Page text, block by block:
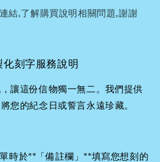
結,了解購買說明相關問題,謝謝
化刻字服務說明
讓這份信物獨一無二。我們提供
您的紀念日或誓言永遠珍藏。
時於**「備註欄」**填寫您想刻的